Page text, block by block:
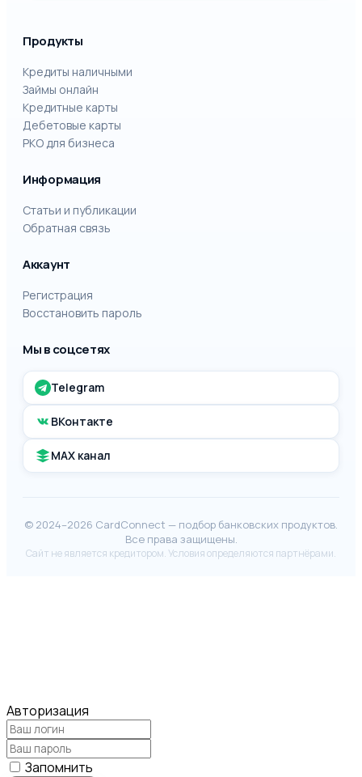
Продукты
Кредиты наличными
Займы онлайн
Кредитные карты
Дебетовые карты
РКО для бизнеса
Информация
Статьи и публикации
Обратная связь
Аккаунт
Регистрация
Восстановить пароль
Мы в соцсетях
Telegram
ВКонтакте
MAX канал
© 2024–2026 CardConnect — подбор банковских продуктов.
Все права защищены.
Сайт не является кредитором. Условия определяются партнёрами.
Авторизация
Запомнить